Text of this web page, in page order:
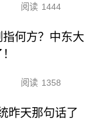
阅读 1444
何方？中东大
阅读 1358
昨天那句话了